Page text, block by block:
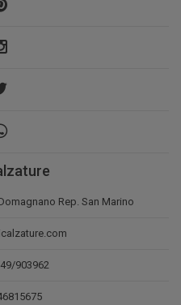
Rep. San Marino
903962